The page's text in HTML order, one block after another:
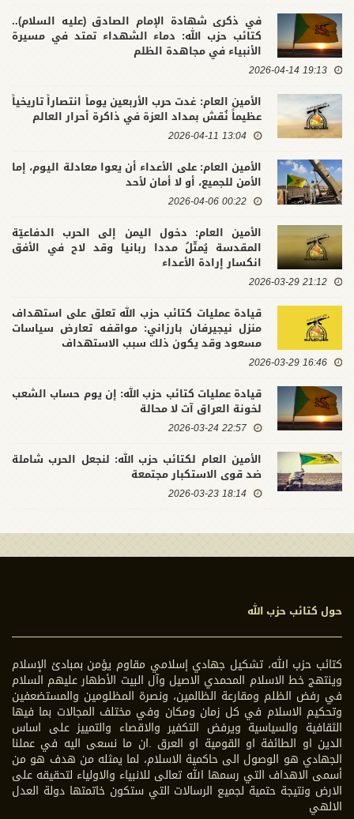
في ذكرى شهادة الإمام الصادق (عليه السلام)..
كتائب حزب الله: دماء الشهداء تمتد في مسيرة
الأنبياء في مجاهدة الظلم
19:13 2026-04-14
الأمين العام: غدت حرب الأربعين يوماً انتصاراً تاريخياً
عظيماً نُقش بمداد العزة في ذاكرة أحرار العالم
13:04 2026-04-11
الأمين العام: على الأعداء أن يعوا معادلة اليوم، إما
الأمن للجميع، أو لا أمان لأحد
00:22 2026-04-06
الأمين العام: دخول اليمن إلى الحرب الدفاعيّة
المقدسة يُمثّلُ مددا ربانيا وقد لاح في الأفق
انكسار إرادة الأعداء
21:12 2026-03-29
قيادة عمليات كتائب حزب الله تعلق على استهداف
منزل نيجيرفان بارزاني: مواقفه تعارض سياسات
مسعود وقد يكون ذلك سبب الاستهداف
16:46 2026-03-29
قيادة عمليات كتائب حزب الله: إن يوم حساب الشعب
لخونة العراق آت لا محالة
22:57 2026-03-24
الأمين العام لكتائب حزب الله: لنجعل الحرب شاملة
ضد قوى الاستكبار مجتمعة
18:14 2026-03-23
حول كتائب حزب الله
كتائب حزب الله، تشكيل جهادي إسلامي مقاوم يؤمن بمبادئ الإسلام
وينتهج خط الاسلام المحمدي الاصيل وآل البيت الأطهار عليهم السلام
في رفض الظلم ومقارعة الظالمين، ونصرة المظلومين والمستضعفين
وتحكيم الاسلام في كل زمان ومكان وفي مختلف المجالات بما فيها
الثقافية والسياسية ويرفض التكفير والاقصاء والتمييز على اساس
الدين او الطائفة او القومية او العرق .ان ما نسعى اليه في عملنا
الجهادي هو الوصول الى حاكمية الاسلام، لما يمثله من هدف هو من
أسمى الاهداف التي رسمها الله تعالى للانبياء والاولياء لتحقيقه على
الارض ونتيجة حتمية لجميع الرسالات التي ستكون خاتمتها دولة العدل
الالهي